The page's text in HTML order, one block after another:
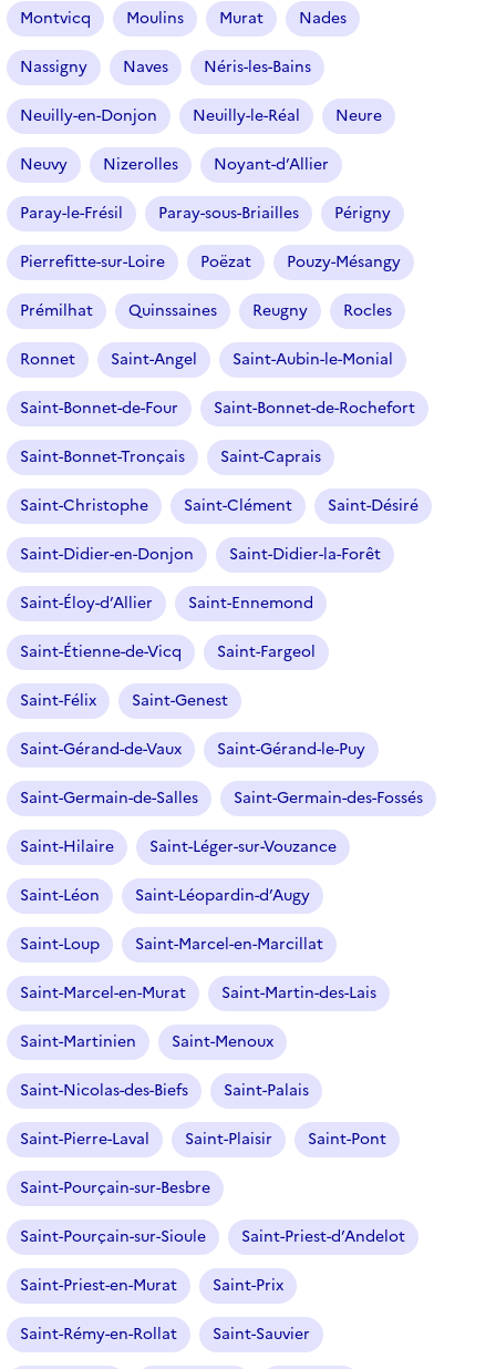
Montvicq Moulins Murat Nades
Nassigny Naves Néris-les-Bains
Neuilly-en-Donjon Neuilly-le-Réal Neure
Neuvy Nizerolles Noyant-d’Allier
Paray-le-Frésil Paray-sous-Briailles Périgny
Pierrefitte-sur-Loire Poëzat Pouzy-Mésangy
Prémilhat Quinssaines Reugny Rocles
Ronnet Saint-Angel Saint-Aubin-le-Monial
Saint-Bonnet-de-Four Saint-Bonnet-de-Rochefort
Saint-Bonnet-Tronçais Saint-Caprais
Saint-Christophe Saint-Clément Saint-Désiré
Saint-Didier-en-Donjon Saint-Didier-la-Forêt
Saint-Éloy-d’Allier Saint-Ennemond
Saint-Étienne-de-Vicq Saint-Fargeol
Saint-Félix Saint-Genest
Saint-Gérand-de-Vaux Saint-Gérand-le-Puy
Saint-Germain-de-Salles Saint-Germain-des-Fossés
Saint-Hilaire Saint-Léger-sur-Vouzance
Saint-Léon Saint-Léopardin-d’Augy
Saint-Loup Saint-Marcel-en-Marcillat
Saint-Marcel-en-Murat Saint-Martin-des-Lais
Saint-Martinien Saint-Menoux
Saint-Nicolas-des-Biefs Saint-Palais
Saint-Pierre-Laval Saint-Plaisir Saint-Pont
Saint-Pourçain-sur-Besbre
Saint-Pourçain-sur-Sioule Saint-Priest-d’Andelot
Saint-Priest-en-Murat Saint-Prix
Saint-Rémy-en-Rollat Saint-Sauvier